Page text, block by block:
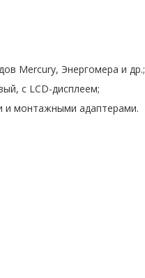
Mercury, Энергомера и др.;
с LCD-дисплеем;
и монтажными адаптерами.